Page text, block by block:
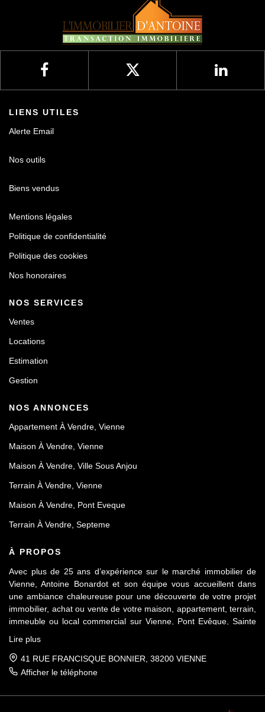
LIENS UTILES
Alerte Email
Nos outils
Biens vendus
Mentions légales
Politique de confidentialité
Politique des cookies
Nos honoraires
NOS SERVICES
Ventes
Locations
Estimation
Gestion
NOS ANNONCES
Appartement À Vendre, Vienne
Maison À Vendre, Vienne
Maison À Vendre, Ville Sous Anjou
Terrain À Vendre, Vienne
Maison À Vendre, Pont Eveque
Terrain À Vendre, Septeme
À PROPOS
Avec plus de 25 ans d’expérience sur le marché immobilier de
Vienne, Antoine Bonardot et son équipe vous accueillent dans
une ambiance chaleureuse pour une découverte de votre projet
immobilier, achat ou vente de votre maison, appartement, terrain,
immeuble ou local commercial sur Vienne, Pont Evêque, Sainte
respect déontologique de notre profession, notre équipe vous
accompagne de A à Z, dans la confiance mutuelle, pour une
parfaite réussite de votre projet.
Lire plus
41 RUE FRANCISQUE BONNIER, 38200 VIENNE
Afficher le téléphone